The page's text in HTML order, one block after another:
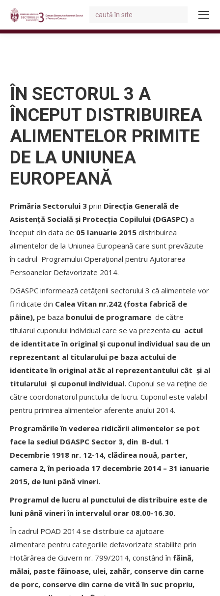
Search:
ÎN SECTORUL 3 A
ÎNCEPUT DISTRIBUIREA
ALIMENTELOR PRIMITE
DE LA UNIUNEA
EUROPEANĂ
Primăria Sectorului 3 prin Direcția Generală de
Asistență Socială și Protecția Copilului (DGASPC) a
început din data de 05 Ianuarie 2015 distribuirea
alimentelor de la Uniunea Europeană care sunt prevăzute
în cadrul Programului Operațional pentru Ajutorarea
Persoanelor Defavorizate 2014.
DGASPC informează cetăţenii sectorului 3 că alimentele vor
fi ridicate din Calea Vitan nr.242 (fosta fabrică de
pâine), pe baza bonului de programare de către
titularul cuponului individual care se va prezenta cu actul
de identitate în original și cuponul individual sau de un
reprezentant al titularului pe baza actului de
identitate în original atât al reprezentantului cât și al
titularului și cuponul individual. Cuponul se va reţine de
către coordonatorul punctului de lucru. Cuponul este valabil
pentru primirea alimentelor aferente anului 2014.
Programărileîn vederea ridicării alimentelor se pot
face la sediul DGASPC Sector 3, din B-dul. 1
Decembrie 1918 nr. 12-14, clădirea nouă, parter,
camera 2, în perioada 17 decembrie 2014 – 31 ianuarie
2015, de luni până vineri.
Programul de lucru al punctului de distribuire este de
luni până vineri în intervalul orar 08.00-16.30.
În cadrul POAD 2014 se distribuie ca ajutoare
alimentare pentru categoriile defavorizate stabilite prin
Hotărârea de Guvern nr. 799/2014, constând în făină,
mălai, paste făinoase, ulei, zahăr, conserve din carne
de porc, conserve din carne de vită în suc propriu,